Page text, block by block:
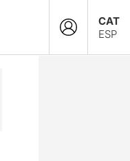
CAT
ESP